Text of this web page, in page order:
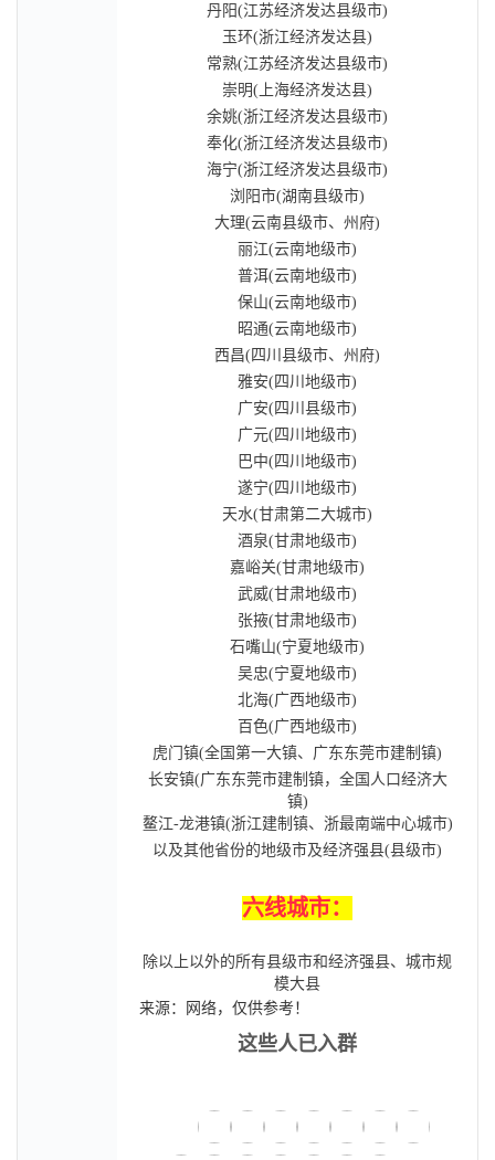
丹阳(江苏经济发达县级市)
玉环(浙江经济发达县)
常熟(江苏经济发达县级市)
崇明(上海经济发达县)
余姚(浙江经济发达县级市)
奉化(浙江经济发达县级市)
海宁(浙江经济发达县级市)
浏阳市(湖南县级市)
大理(云南县级市、州府)
丽江(云南地级市)
普洱(云南地级市)
保山(云南地级市)
昭通(云南地级市)
西昌(四川县级市、州府)
雅安(四川地级市)
广安(四川县级市)
广元(四川地级市)
巴中(四川地级市)
遂宁(四川地级市)
天水(甘肃第二大城市)
酒泉(甘肃地级市)
嘉峪关(甘肃地级市)
武威(甘肃地级市)
张掖(甘肃地级市)
石嘴山(宁夏地级市)
吴忠(宁夏地级市)
北海(广西地级市)
百色(广西地级市)
虎门镇(全国第一大镇、广东东莞市建制镇)
长安镇(广东东莞市建制镇，全国人口经济大
镇)
鳌江-龙港镇(浙江建制镇、浙最南端中心城市)
以及其他省份的地级市及经济强县(县级市)
六线城市：
除以上以外的所有县级市和经济强县、城市规
模大县
来源：网络，仅供参考！
这些人已入群